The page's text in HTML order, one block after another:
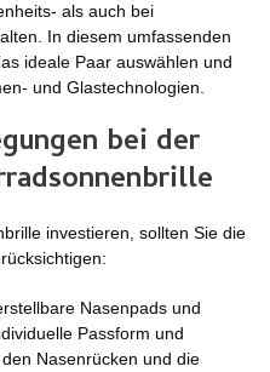
als auch bei
In diesem umfassenden
ideale Paar auswählen und
und Glastechnologien.
bei der
investieren, sollten Sie die
Nasenpads und
Passform und
Nasenrücken und die